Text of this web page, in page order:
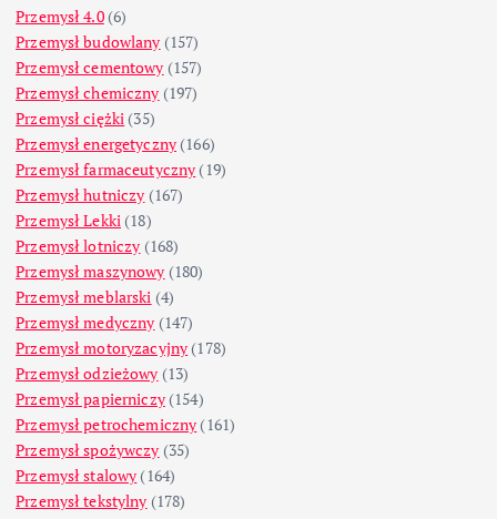
Przemysł 4.0(6)
Przemysł budowlany (157)
Przemysł cementowy (157)
Przemysł chemiczny (197)
Przemysł ciężki (35)
Przemysł energetyczny (166)
Przemysł farmaceutyczny (19)
Przemysł hutniczy (167)
Przemysł Lekki (18)
Przemysł lotniczy (168)
Przemysł maszynowy (180)
Przemysł meblarski (4)
Przemysł medyczny (147)
Przemysł motoryzacyjny (178)
Przemysł odzieżowy (13)
Przemysł papierniczy(154)
Przemysł petrochemiczny (161)
Przemysł spożywczy (35)
Przemysł stalowy (164)
Przemysł tekstylny (178)